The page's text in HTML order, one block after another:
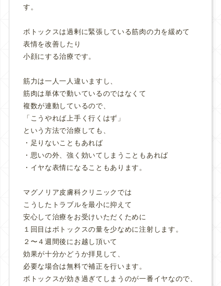
す。
ボトックスは過剰に緊張している筋肉の力を緩めて
表情を改善したり
小顔にする治療です。
筋力は一人一人違いますし、
筋肉は単体で動いているのではなくて
複数が連動しているので、
「こうやれば上手く行くはず」
という方法で治療しても、
・足りないこともあれば
・思いの外、強く効いてしまうこともあれば
・イヤな表情になることもあります。
マグノリア皮膚科クリニックでは
こうしたトラブルを最小に抑えて
安心して治療をお受けいただくために
１回目はボトックスの量を少なめに注射します。
２〜４週間後にお越し頂いて
効果が十分かどうか拝見して、
必要な場合は無料で補正を行います。
ボトックスが効き過ぎてしまうのが一番イヤなので、